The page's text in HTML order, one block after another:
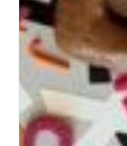
Bildquelle_